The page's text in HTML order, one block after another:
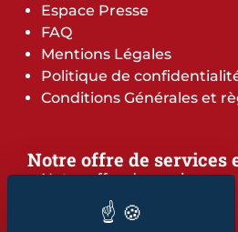
Espace Presse
FAQ
Mentions Légales
Politique de
Conditions Générales et
Notre offre de services
Notre offre de services
Notre offre de formation
Notre dépliant formation